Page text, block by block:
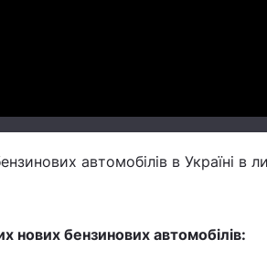
автомобілів в Україні в
нових бензинових автомобілів: